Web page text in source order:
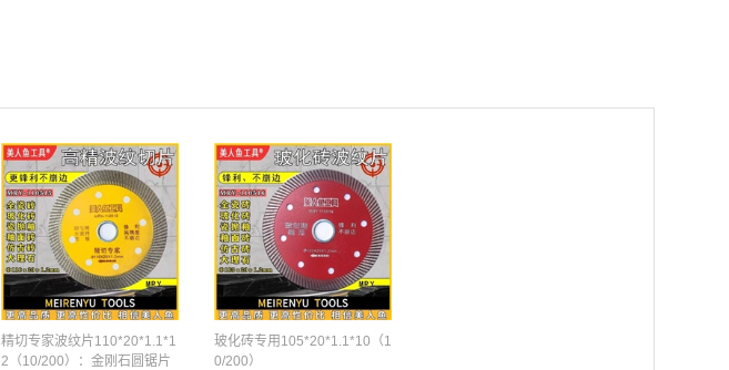
精切专家波纹片110*20*1.1*1
2（10/200）：金刚石圆锯片
玻化砖专用105*20*1.1*10（1
0/200）